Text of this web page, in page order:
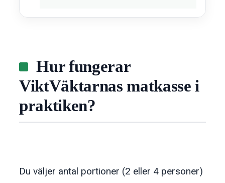
Hur fungerar
ViktVäktarnas matkasse i
praktiken?
Du väljer antal portioner (2 eller 4 personer)